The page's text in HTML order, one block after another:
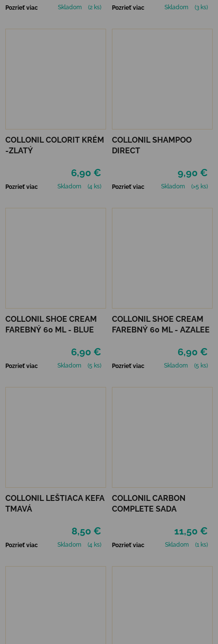
Pozrieť viac Skladom (2 ks) Pozrieť viac Skladom (3 ks)
COLLONIL COLORIT KRÉM
-ZLATÝ
6,90 €
Pozrieť viac Skladom (4 ks)
COLLONIL SHAMPOO
DIRECT
9,90 €
Pozrieť viac Skladom (>5 ks)
COLLONIL SHOE CREAM
FAREBNÝ 60 ML - BLUE
6,90 €
Pozrieť viac Skladom (5 ks)
COLLONIL SHOE CREAM
FAREBNÝ 60 ML - AZALEE
6,90 €
Pozrieť viac Skladom (5 ks)
COLLONIL LEŠTIACA KEFA
TMAVÁ
8,50 €
Pozrieť viac Skladom (4 ks)
COLLONIL CARBON
COMPLETE SADA
11,50 €
Pozrieť viac Skladom (1 ks)